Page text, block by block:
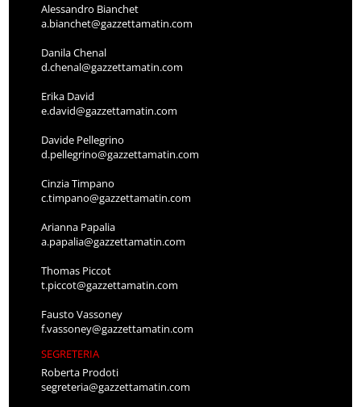
Alessandro Bianchet
a.bianchet@gazzettamatin.com
Danila Chenal
d.chenal@gazzettamatin.com
Erika David
e.david@gazzettamatin.com
Davide Pellegrino
d.pellegrino@gazzettamatin.com
Cinzia Timpano
c.timpano@gazzettamatin.com
Arianna Papalia
a.papalia@gazzettamatin.com
Thomas Piccot
t.piccot@gazzettamatin.com
Fausto Vassoney
f.vassoney@gazzettamatin.com
SEGRETERIA
Roberta Prodoti
segreteria@gazzettamatin.com